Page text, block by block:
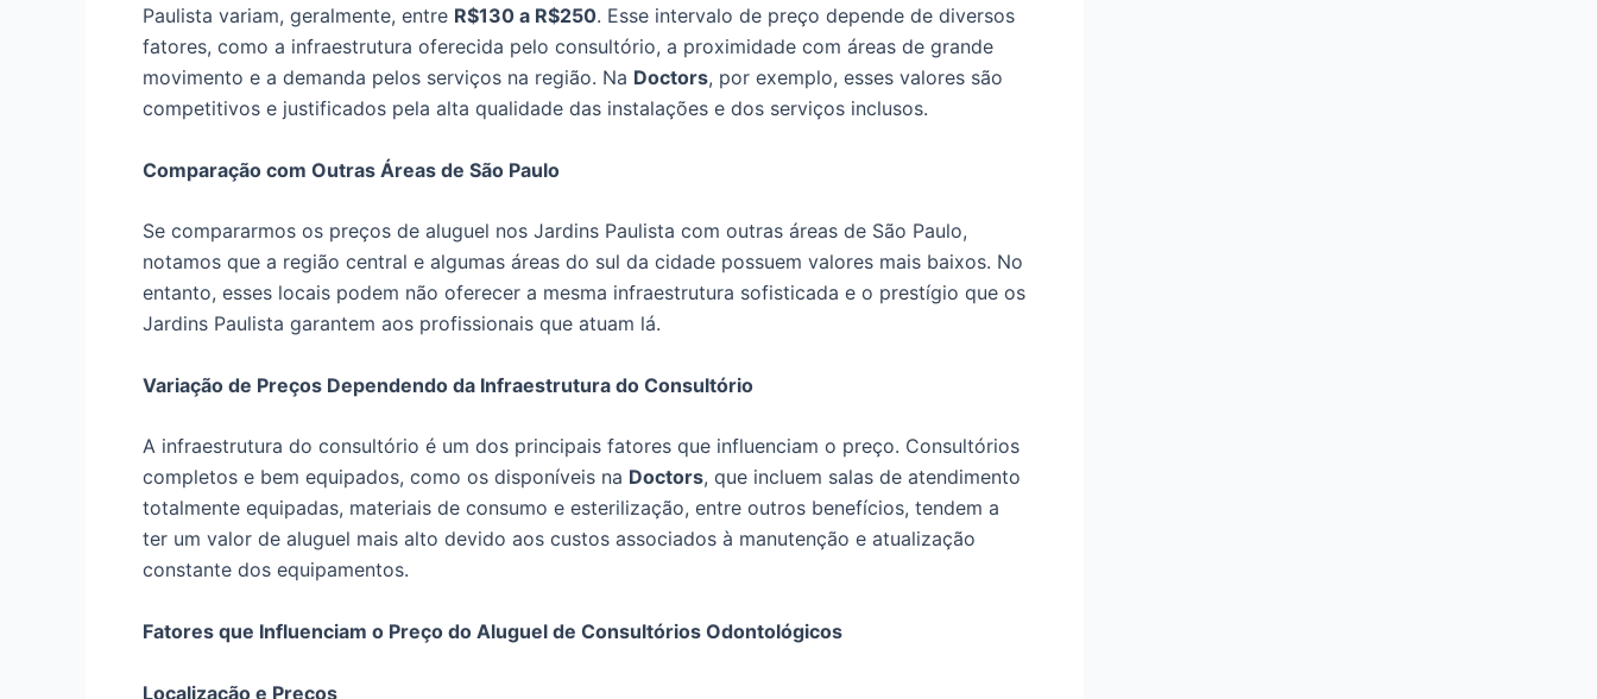
Paulista variam, geralmente, entre R$130 a R$250. Esse intervalo de preço depende de diversos
fatores, como a infraestrutura oferecida pelo consultório, a proximidade com áreas de grande
movimento e a demanda pelos serviços na região. Na Doctors, por exemplo, esses valores são
competitivos e justificados pela alta qualidade das instalações e dos serviços inclusos.
Comparação com Outras Áreas de São Paulo
Se compararmos os preços de aluguel nos Jardins Paulista com outras áreas de São Paulo,
notamos que a região central e algumas áreas do sul da cidade possuem valores mais baixos. No
entanto, esses locais podem não oferecer a mesma infraestrutura sofisticada e o prestígio que os
Jardins Paulista garantem aos profissionais que atuam lá.
Variação de Preços Dependendo da Infraestrutura do Consultório
A infraestrutura do consultório é um dos principais fatores que influenciam o preço. Consultórios
completos e bem equipados, como os disponíveis na Doctors, que incluem salas de atendimento
totalmente equipadas, materiais de consumo e esterilização, entre outros benefícios, tendem a
ter um valor de aluguel mais alto devido aos custos associados à manutenção e atualização
constante dos equipamentos.
Fatores que Influenciam o Preço do Aluguel de Consultórios Odontológicos
Localização e Preços